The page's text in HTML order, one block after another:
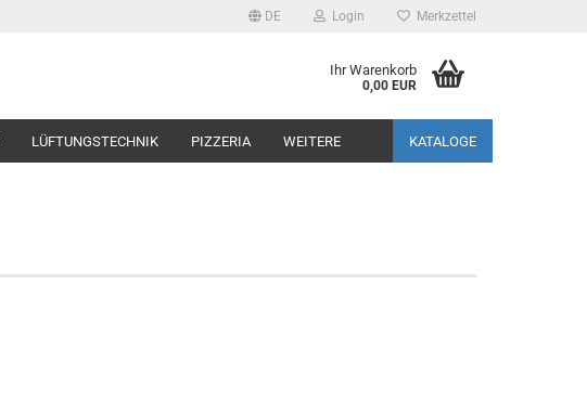
DE Login Merkzettel
Ihr Warenkorb
0,00 EUR
LÜFTUNGSTECHNIK PIZZERIA KATALOGE
WEITERE